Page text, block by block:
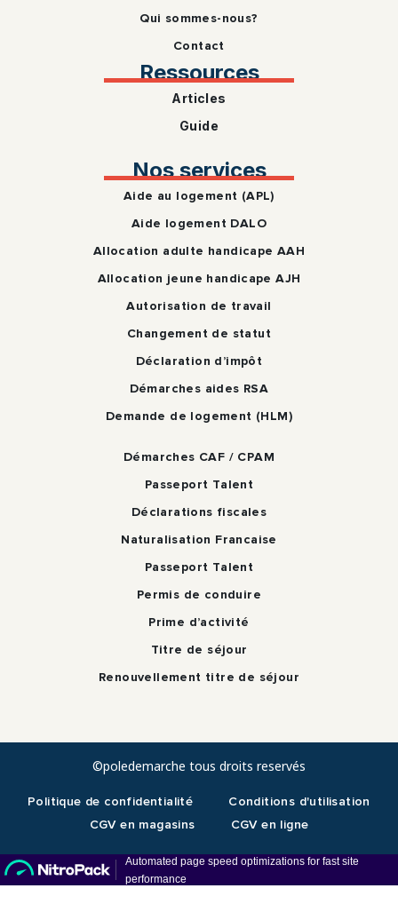
Qui sommes-nous?
Contact
Ressources
Articles
Guide
Nos services
Aide au logement (APL)
Aide logement DALO
Allocation adulte handicape AAH
Allocation jeune handicape AJH
Autorisation de travail
Changement de statut
Déclaration d’impôt
Démarches aides RSA
Demande de logement (HLM)
Démarches CAF / CPAM
Passeport Talent
Déclarations fiscales
Naturalisation Francaise
Passeport Talent
Permis de conduire
Prime d’activité
Titre de séjour
Renouvellement titre de séjour
©poledemarche tous droits reservés
Politique de confidentialité
Conditions d'utilisation
CGV en magasins
CGV en ligne